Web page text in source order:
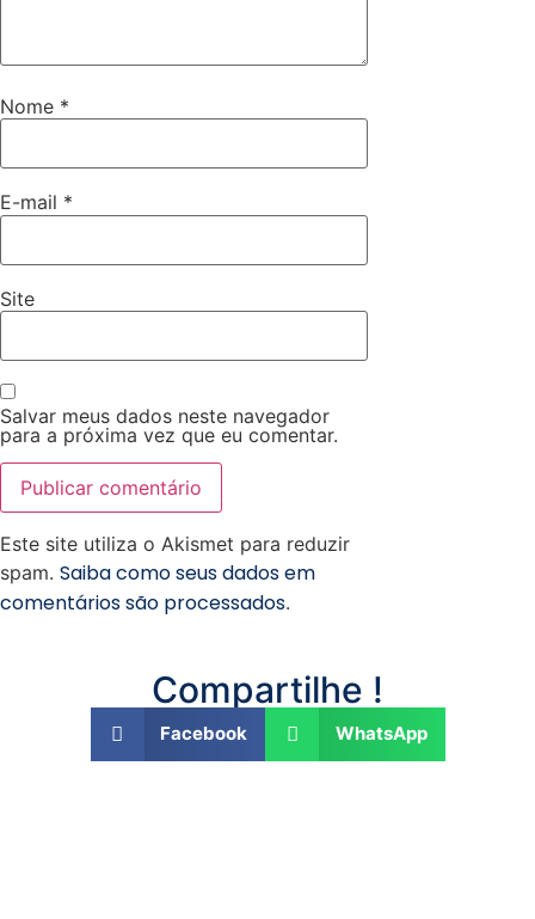
Nome *
E-mail *
Site
Salvar meus dados neste navegador
para a próxima vez que eu comentar.
Este site utiliza o Akismet para reduzir
spam. Saiba como seus dados em
comentários são processados.
Compartilhe !
Facebook WhatsApp